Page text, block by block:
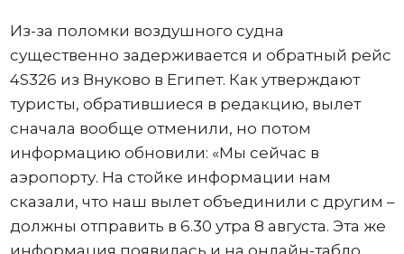
Из-за поломки воздушного судна
существенно задерживается и обратный рейс
4S326 из Внуково в Египет. Как утверждают
туристы, обратившиеся в редакцию, вылет
сначала вообще отменили, но потом
информацию обновили: «Мы сейчас в
аэропорту. На стойке информации нам
сказали, что наш вылет объединили с другим –
должны отправить в 6.30 утра 8 августа. Эта же
информация появилась и на онлайн-табло